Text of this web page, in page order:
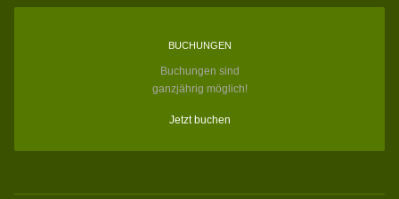
BUCHUNGEN
Buchungen sind
ganzjährig möglich!
Jetzt buchen